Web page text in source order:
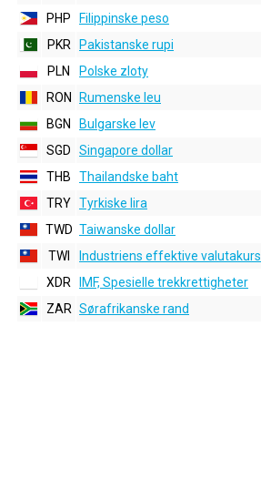
PHP
Filippinske peso
PKR
Pakistanske rupi
PLN
Polske zloty
RON
Rumenske leu
BGN
Bulgarske lev
SGD
Singapore dollar
THB
Thailandske baht
TRY Tyrkiske lira
TWD Taiwanske dollar
TWI
Industriens effektive valutakurs
XDR
IMF, Spesielle trekkrettigheter
ZAR Sørafrikanske rand